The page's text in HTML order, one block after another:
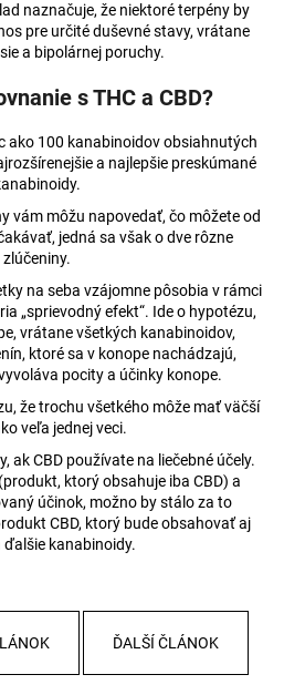
naznačuje, že niektoré terpény by
pre určité duševné stavy, vrátane
a bipolárnej poruchy.
s THC a CBD?
ako 100 kanabinoidov obsiahnutých
a najlepšie preskúmané
vám môžu napovedať, čo môžete od
jedná sa však o dve rôzne
zlúčeniny.
na seba vzájomne pôsobia v rámci
„sprievodný efekt“. Ide o hypotézu,
vrátane všetkých kanabinoidov,
ktoré sa v konope nachádzajú,
pocity a účinky konope.
že trochu všetkého môže mať väčší
veľa jednej veci.
ak CBD používate na liečebné účely.
ktorý obsahuje iba CBD) a
účinok, možno by stálo za to
CBD, ktorý bude obsahovať aj
ďalšie kanabinoidy.
ĎALŠÍ ČLÁNOK